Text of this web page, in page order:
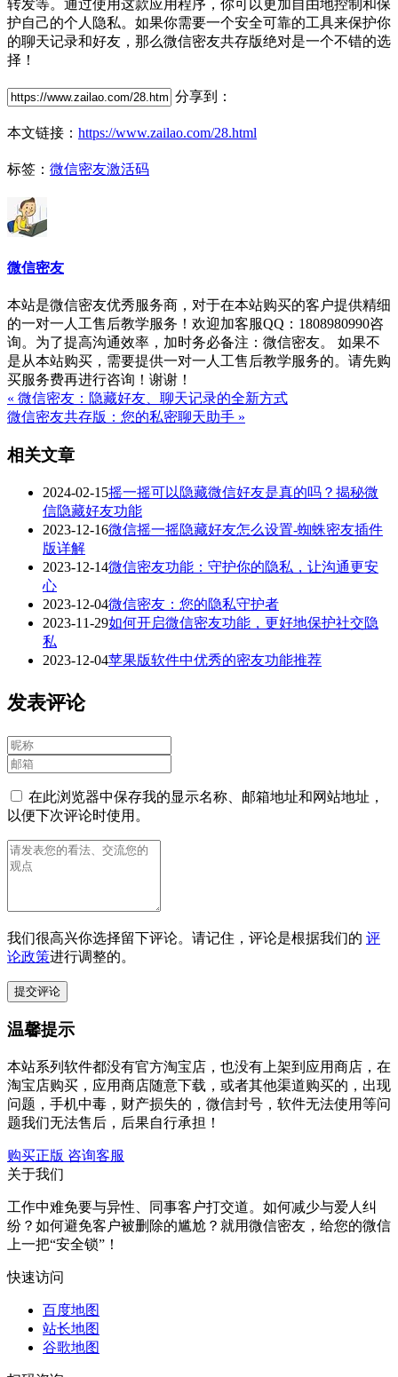
转发等。通过使用这款应用程序，你可以更加自由地控制和保
护自己的个人隐私。如果你需要一个安全可靠的工具来保护你
的聊天记录和好友，那么微信密友共存版绝对是一个不错的选
择！
分享到：
本文链接： https://www.zailao.com/28.html
标签： 微信密友激活码
微信密友
本站是微信密友优秀服务商，对于在本站购买的客户提供精细
的一对一人工售后教学服务！欢迎加客服QQ：1808980990咨
询。为了提高沟通效率，加时务必备注：微信密友。 如果不
是从本站购买，需要提供一对一人工售后教学服务的。请先购
买服务费再进行咨询！谢谢！
« 微信密友：隐藏好友、聊天记录的全新方式
微信密友共存版：您的私密聊天助手 »
相关文章
2024-02-15摇一摇可以隐藏微信好友是真的吗？揭秘微
信隐藏好友功能
2023-12-16微信摇一摇隐藏好友怎么设置-蜘蛛密友插件
版详解
2023-12-14微信密友功能：守护你的隐私，让沟通更安
心
2023-12-04微信密友：您的隐私守护者
2023-11-29如何开启微信密友功能，更好地保护社交隐
私
2023-12-04苹果版软件中优秀的密友功能推荐
发表评论
在此浏览器中保存我的显示名称、邮箱地址和网站地址，
以便下次评论时使用。
我们很高兴你选择留下评论。请记住，评论是根据我们的 评
论政策进行调整的。
温馨提示
本站系列软件都没有官方淘宝店，也没有上架到应用商店，在
淘宝店购买，应用商店随意下载，或者其他渠道购买的，出现
问题，手机中毒，财产损失的，微信封号，软件无法使用等问
题我们无法售后，后果自行承担！
购买正版 咨询客服
关于我们
工作中难免要与异性、同事客户打交道。如何减少与爱人纠
纷？如何避免客户被删除的尴尬？就用微信密友，给您的微信
上一把“安全锁”！
快速访问
百度地图
站长地图
谷歌地图